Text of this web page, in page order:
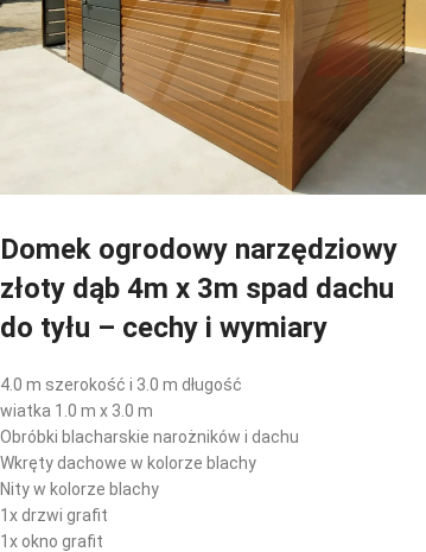
Domek ogrodowy narzędziowy
złoty dąb 4m x 3m spad dachu
do tyłu – cechy i wymiary
4.0 m szerokość i 3.0 m długość
wiatka 1.0 m x 3.0 m
Obróbki blacharskie narożników i dachu
Wkręty dachowe w kolorze blachy
Nity w kolorze blachy
1x drzwi grafit
1x okno grafit